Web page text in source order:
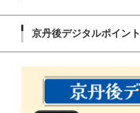
京丹後デジタルポイント